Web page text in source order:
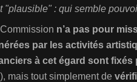
"plausible" : qui semble
n’a pas pour
par les activités
à cet égard sont fixés
mais tout simplement de